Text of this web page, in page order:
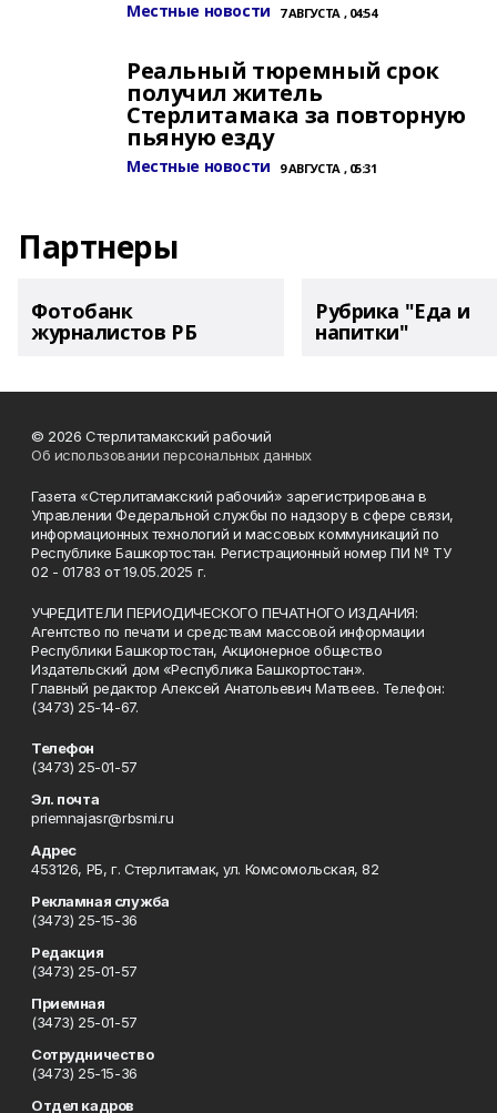
Местные новости 7 АВГУСТА , 04:54
Реальный тюремный срок
получил житель
Стерлитамака за повторную
пьяную езду
Местные новости 9 АВГУСТА , 05:31
Партнеры
Фотобанк
журналистов РБ
Рубрика "Еда и
напитки"
© 2026 Стерлитамакский рабочий
Об использовании персональных данных
Газета «Стерлитамакский рабочий» зарегистрирована в
Управлении Федеральной службы по надзору в сфере связи,
информационных технологий и массовых коммуникаций по
Республике Башкортостан. Регистрационный номер ПИ № ТУ
02 - 01783 от 19.05.2025 г.
УЧРЕДИТЕЛИ ПЕРИОДИЧЕСКОГО ПЕЧАТНОГО ИЗДАНИЯ:
Агентство по печати и средствам массовой информации
Республики Башкортостан, Акционерное общество
Издательский дом «Республика Башкортостан».
Главный редактор Алексей Анатольевич Матвеев. Телефон:
(3473) 25-14-67.
Телефон
(3473) 25-01-57
Эл. почта
priemnajasr@rbsmi.ru
Адрес
453126, РБ, г. Стерлитамак, ул. Комсомольская, 82
Рекламная служба
(3473) 25-15-36
Редакция
(3473) 25-01-57
Приемная
(3473) 25-01-57
Сотрудничество
(3473) 25-15-36
Отдел кадров